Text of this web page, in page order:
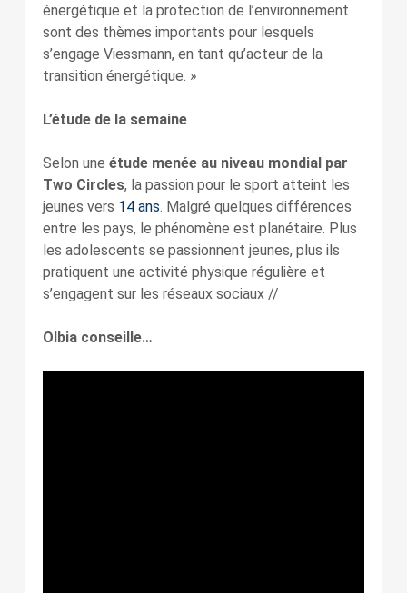
énergétique et la protection de l’environnement
sont des thèmes importants pour lesquels
s’engage Viessmann, en tant qu’acteur de la
transition énergétique. »
L’étude de la semaine
Selon une étude menée au niveau mondial par
Two Circles, la passion pour le sport atteint les
jeunes vers 14 ans . Malgré quelques différences
entre les pays, le phénomène est planétaire. Plus
les adolescents se passionnent jeunes, plus ils
pratiquent une activité physique régulière et
s’engagent sur les réseaux sociaux //
Olbia conseille…